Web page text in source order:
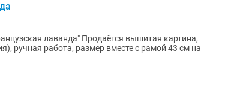
лаванда" Продаётся вышитая картина,
ручная работа, размер вместе с рамой 43 см на